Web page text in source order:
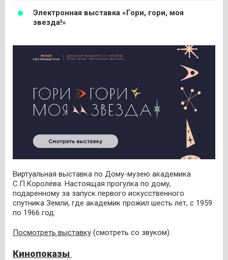
Электронная выставка «Гори, гори, моя
звезда!»
Виртуальная выставка по Дому-музею академика
С.П.Королёва. Настоящая прогулка по дому,
подаренному за запуск первого искусственного
спутника Земли, где академик прожил шесть лет, с 1959
по 1966 год.
Посмотреть выставку (смотреть со звуком).
Кинопоказы